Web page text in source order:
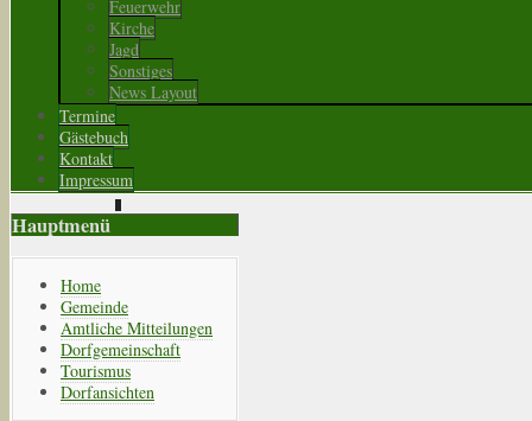
Feuerwehr
Kirche
Jagd
Sonstiges
News Layout
Termine
Gästebuch
Kontakt
Impressum
Hauptmenü
Home
Gemeinde
Amtliche Mitteilungen
Dorfgemeinschaft
Tourismus
Dorfansichten